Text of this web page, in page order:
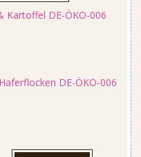
Kartoffel DE-ÖKO-006
DE-ÖKO-006